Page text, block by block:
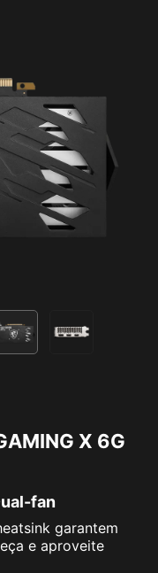
X 6G
fan
garantem
e aproveite